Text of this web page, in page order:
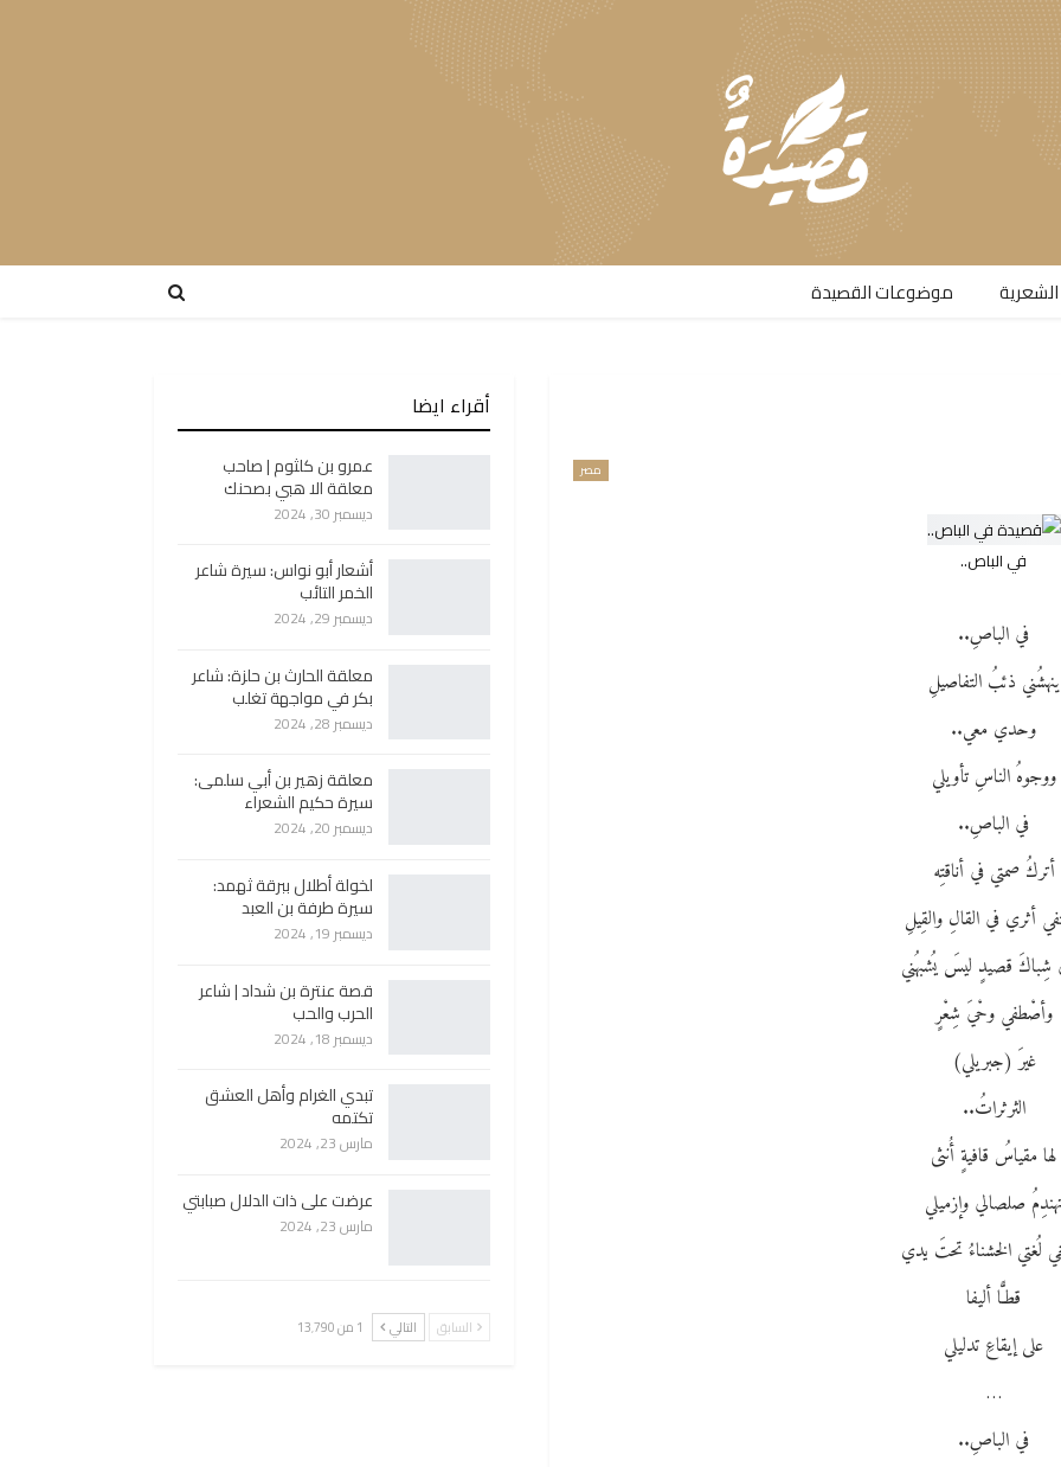
موضوعات القصيدة​
مصر
في الباص..
في الباصِ..
ينهشُني ذئبُ التفاصيلِ
وحدي معي..
ووجوهُ الناسِ تأويلي
في الباصِ..
أتركُ صمتي في أناقتِه
أثري في القالِ والقِيلِ
شِباكَ قصيدٍ ليسَ يُشبهُني
وأصْطفي وحْيَ شِعْرٍ
غيرَ (جبريلي)
الثرثراتُ..
لها مقياسُ قافيةٍ أُنثى
صلصالي وإزميلي
لُغتي الخشناءُ تحتَ يدي
قطـًّا أليفا
على إيقاعِ تدليلي
…
في الباصِ..
أقراء ايضا
عمرو بن كلثوم | صاحب
معلقة الا هبي بصحنك
ديسمبر 30, 2024
أشعار أبو نواس: سيرة شاعر
الخمر التائب
ديسمبر 29, 2024
معلقة الحارث بن حلزة: شاعر
بكر في مواجهة تغلب
ديسمبر 28, 2024
معلقة زهير بن أبي سلمى:
سيرة حكيم الشعراء
ديسمبر 20, 2024
لخولة أطلال ببرقة ثهمد:
سيرة طرفة بن العبد
ديسمبر 19, 2024
قصة عنترة بن شداد | شاعر
الحرب والحب
ديسمبر 18, 2024
تبدي الغرام وأهل العشق
تكتمه
مارس 23, 2024
عرضت على ذات الدلال صبابتي
مارس 23, 2024
السابق التالي 1 من 13٬790